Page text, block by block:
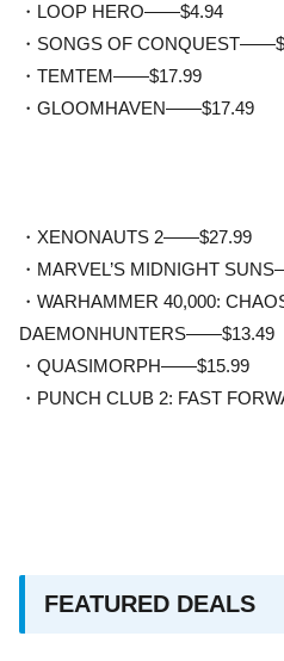
・LOOP HERO——$4.94
・SONGS OF
・TEMTEM——$17.99
・GLOOMHAVEN——$17.49
・XENONAUTS 2——$27.99
・MARVEL’S MIDNIGHT
・WARHAMMER 40,000:
DAEMONHUNTERS——$13.49
・QUASIMORPH——$15.99
・PUNCH CLUB 2: FAST
FEATURED DEALS